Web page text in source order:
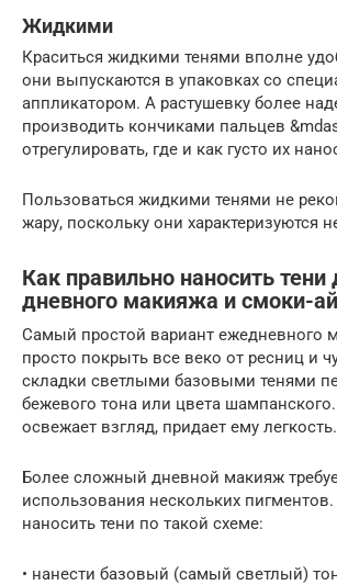
Жидкими
Краситься жидкими тенями вполне
они выпускаются в упаковках со
аппликатором. А растушевку более
производить кончиками пальцев
отрегулировать, где и как густо их
Пользоваться жидкими тенями не
жару, поскольку они характеризуются
Как правильно наносить тени
дневного макияжа и смоки-
Самый простой вариант ежедневного
просто покрыть все веко от ресниц и
складки светлыми базовыми тенями
бежевого тона или цвета
освежает взгляд, придает ему легкость.
Более сложный дневной макияж
использования нескольких
наносить тени по такой схеме:
• нанести базовый (самый светлый)